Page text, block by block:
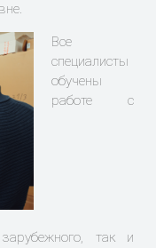
Все
специалисты
обучены
работе с
так и